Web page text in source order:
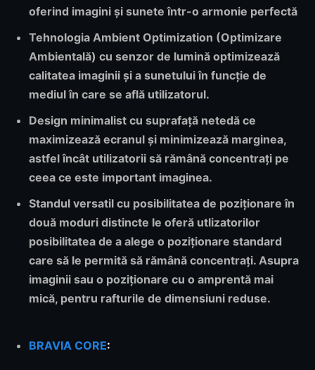
oferind imagini și sunete într-o armonie perfectă
Tehnologia Ambient Optimization (Optimizare
Ambientală) cu senzor de lumină optimizează
calitatea imaginii și a sunetului în funcție de
mediul în care se află utilizatorul.
Design minimalist cu suprafață netedă ce
maximizează ecranul și minimizează marginea,
astfel încât utilizatorii să rămână concentrați pe
ceea ce este important imaginea.
Standul versatil cu posibilitatea de poziționare în
două moduri distincte le oferă utlizatorilor
posibilitatea de a alege o poziționare standard
care să le permită să rămână concentrați. Asupra
imaginii sau o poziționare cu o amprentă mai
mică, pentru rafturile de dimensiuni reduse.
BRAVIA CORE: